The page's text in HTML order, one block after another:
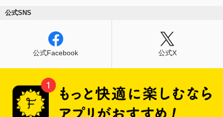
公式SNS
公式Facebook 公式X